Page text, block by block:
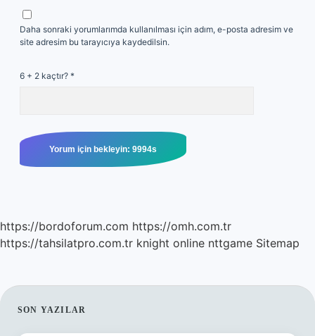
Daha sonraki yorumlarımda kullanılması için adım, e-posta adresim ve
site adresim bu tarayıcıya kaydedilsin.
6 + 2 kaçtır? *
https://bordoforum.com https://omh.com.tr
https://tahsilatpro.com.tr knight online nttgame Sitemap
SIDEBAR
SON YAZILAR